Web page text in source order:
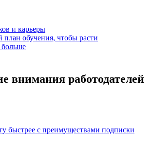
и карьеры
план обучения, чтобы расти
больше
внимания работодателей
быстрее с преимуществами подписки